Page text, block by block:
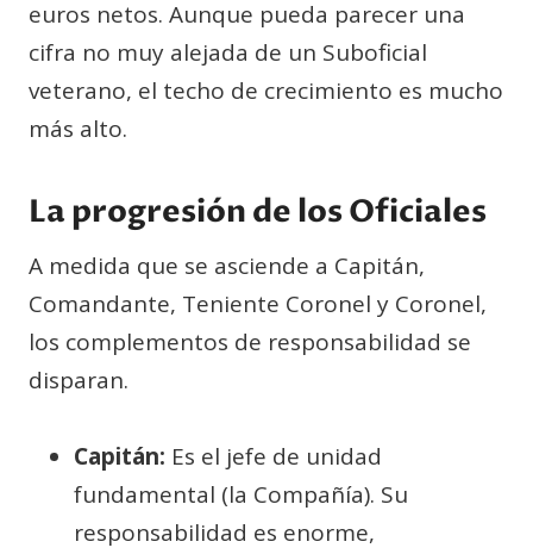
euros netos. Aunque pueda parecer una
cifra no muy alejada de un Suboficial
veterano, el techo de crecimiento es mucho
más alto.
La progresión de los Oficiales
A medida que se asciende a Capitán,
Comandante, Teniente Coronel y Coronel,
los complementos de responsabilidad se
disparan.
Capitán: Es el jefe de unidad
fundamental (la Compañía). Su
responsabilidad es enorme,